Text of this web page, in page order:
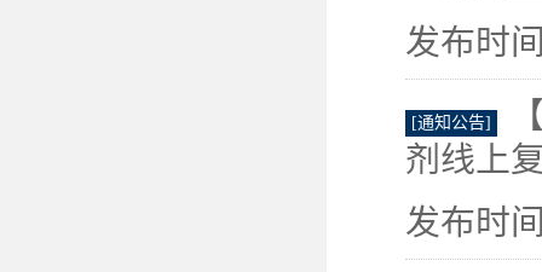
发布时
[通知公告]
剂线上
发布时